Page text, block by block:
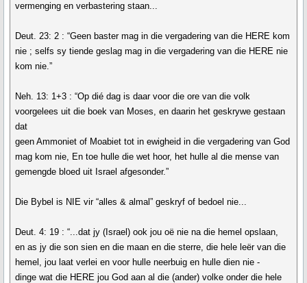
vermenging en verbastering staan...
Deut. 23: 2 : “Geen baster mag in die vergadering van die HERE kom
nie ; selfs sy tiende geslag mag in die vergadering van die HERE nie
kom nie.”
Neh. 13: 1+3 : “Op dié dag is daar voor die ore van die volk
voorgelees uit die boek van Moses, en daarin het geskrywe gestaan
dat
geen Ammoniet of Moabiet tot in ewigheid in die vergadering van God
mag kom nie, En toe hulle die wet hoor, het hulle al die mense van
gemengde bloed uit Israel afgesonder.”
Die Bybel is NIE vir “alles & almal” geskryf of bedoel nie...
Deut. 4: 19 : “...dat jy (Israel) ook jou oë nie na die hemel opslaan,
en as jy die son sien en die maan en die sterre, die hele leër van die
hemel, jou laat verlei en voor hulle neerbuig en hulle dien nie -
dinge wat die HERE jou God aan al die (ander) volke onder die hele